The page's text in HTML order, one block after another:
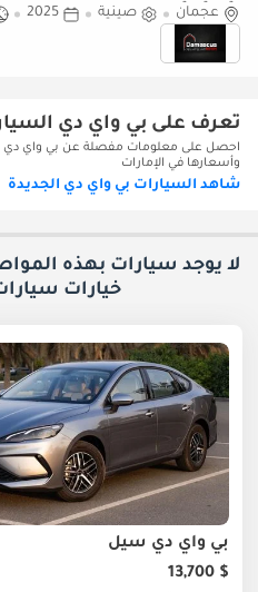
عجمان
صينية 2025
تعرف على بي واي دي
احصل على معلومات مفصلة عن بي واي دي
وأسعارها في الإمارات
شاهد السيارات بي واي دي الجديدة
لا يوجد سيارات بهذه
خيارات
بي واي دي سيل
$ 13,700